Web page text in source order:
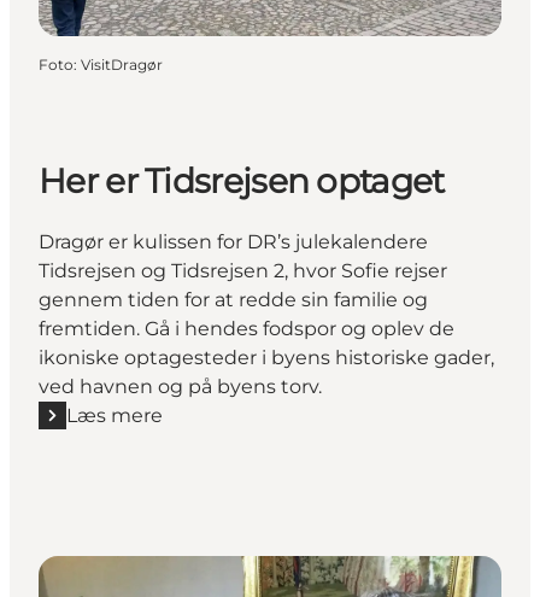
Foto: VisitDragør
Her er Tidsrejsen optaget
Dragør er kulissen for DR’s julekalendere
Tidsrejsen og Tidsrejsen 2, hvor Sofie rejser
gennem tiden for at redde sin familie og
fremtiden. Gå i hendes fodspor og oplev de
ikoniske optagesteder i byens historiske gader,
ved havnen og på byens torv.
Læs mere
Læs mere "Her er Tidsrejsen optaget"